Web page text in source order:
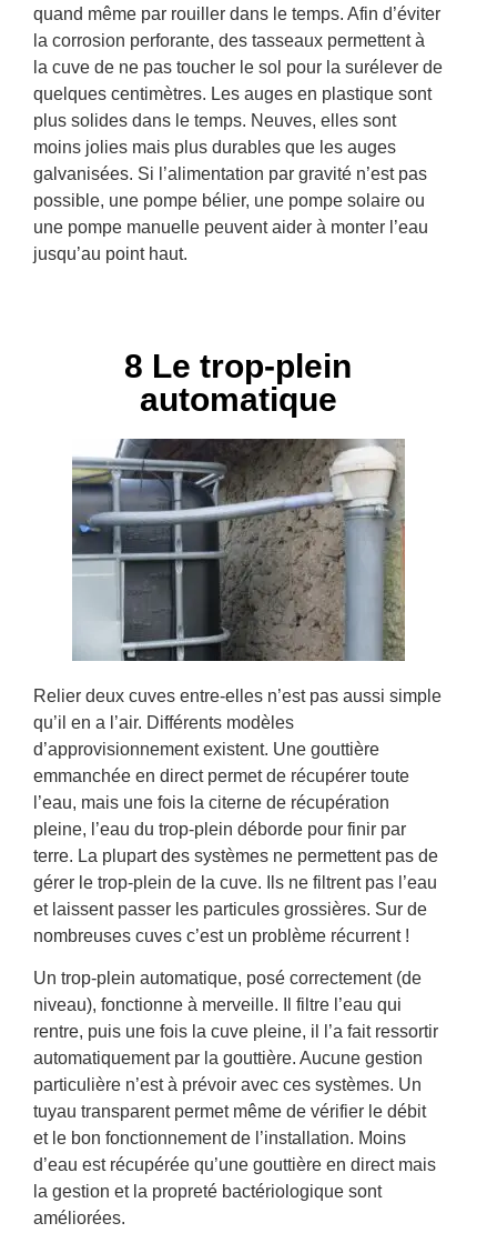
quand même par rouiller dans le temps. Afin d’éviter
la corrosion perforante, des tasseaux permettent à
la cuve de ne pas toucher le sol pour la surélever de
quelques centimètres. Les auges en plastique sont
plus solides dans le temps. Neuves, elles sont
moins jolies mais plus durables que les auges
galvanisées. Si l’alimentation par gravité n’est pas
possible, une pompe bélier, une pompe solaire ou
une pompe manuelle peuvent aider à monter l’eau
jusqu’au point haut.
8 Le trop-plein
automatique
Relier deux cuves entre-elles n’est pas aussi simple
qu’il en a l’air. Différents modèles
d’approvisionnement existent. Une gouttière
emmanchée en direct permet de récupérer toute
l’eau, mais une fois la citerne de récupération
pleine, l’eau du trop-plein déborde pour finir par
terre. La plupart des systèmes ne permettent pas de
gérer le trop-plein de la cuve. Ils ne filtrent pas l’eau
et laissent passer les particules grossières. Sur de
nombreuses cuves c’est un problème récurrent !
Un trop-plein automatique, posé correctement (de
niveau), fonctionne à merveille. Il filtre l’eau qui
rentre, puis une fois la cuve pleine, il l’a fait ressortir
automatiquement par la gouttière. Aucune gestion
particulière n’est à prévoir avec ces systèmes. Un
tuyau transparent permet même de vérifier le débit
et le bon fonctionnement de l’installation. Moins
d’eau est récupérée qu’une gouttière en direct mais
la gestion et la propreté bactériologique sont
améliorées.